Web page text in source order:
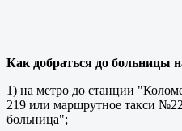
Как добраться до больницы
1) на метро до станции
219 или маршрутное такси
больница";